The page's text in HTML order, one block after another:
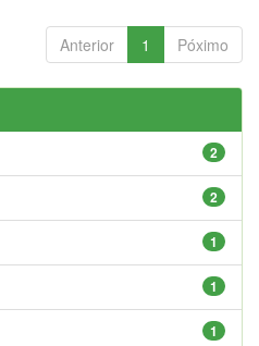
Anterior 1 Póximo
2
2
1
1
1